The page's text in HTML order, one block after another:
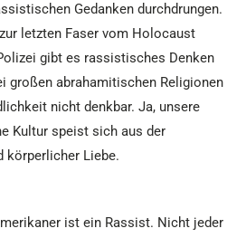
Gedanken durchdrungen.
letzten Faser vom Holocaust
gibt es rassistisches Denken
großen abrahamitischen Religionen
nicht denkbar. Ja, unsere
Kultur speist sich aus der
körperlicher Liebe.
ist ein Rassist. Nicht jeder